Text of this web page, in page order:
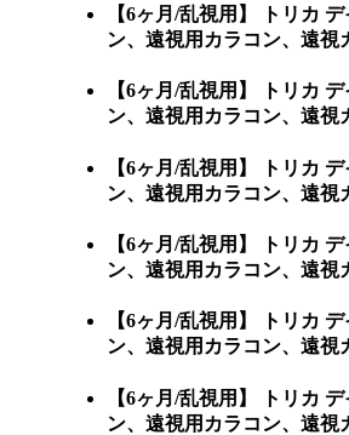
【6ヶ月/乱視用】 トリカ
ン、遠視用カラコン、遠
【6ヶ月/乱視用】 トリカ
ン、遠視用カラコン、遠
【6ヶ月/乱視用】 トリカ
ン、遠視用カラコン、遠
【6ヶ月/乱視用】 トリカ
ン、遠視用カラコン、遠
【6ヶ月/乱視用】 トリカ
ン、遠視用カラコン、遠
【6ヶ月/乱視用】 トリカ
ン、遠視用カラコン、遠